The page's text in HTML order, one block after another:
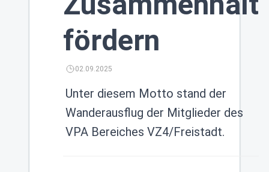
fördern
02.09.2025
Unter diesem Motto stand der
Wanderausflug der Mitglieder des
VPA Bereiches VZ4/Freistadt.